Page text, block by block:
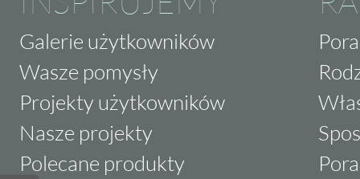
Galerie użytkowników
Wasze pomysły
Projekty użytkowników
Nasze projekty
Polecane produkty